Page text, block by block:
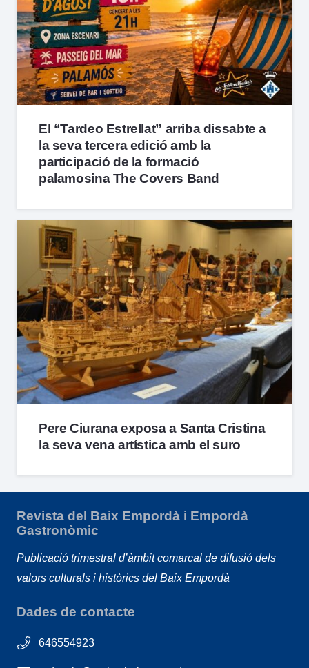
El “Tardeo Estrellat” arriba dissabte a
la seva tercera edició amb la
participació de la formació
palamosina The Covers Band
Pere Ciurana exposa a Santa Cristina
la seva vena artística amb el suro
Revista del Baix Empordà i Empordà
Gastronòmic
Publicació trimestral d’àmbit comarcal de difusió dels
valors culturals i històrics del Baix Empordà
Dades de contacte
646554923